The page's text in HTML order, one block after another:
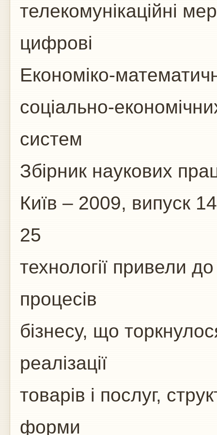
телекомунікаційні
цифрові
Економіко-
соціально-
систем
Збірник наукових
Київ – 2009, випуск 14
25
технології привели
процесів
бізнесу, що
реалізації
товарів і послуг,
форми